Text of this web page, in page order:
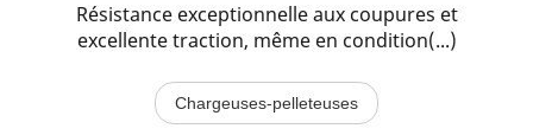
Résistance exceptionnelle aux coupures et
excellente traction, même en condition(...)
Chargeuses-pelleteuses